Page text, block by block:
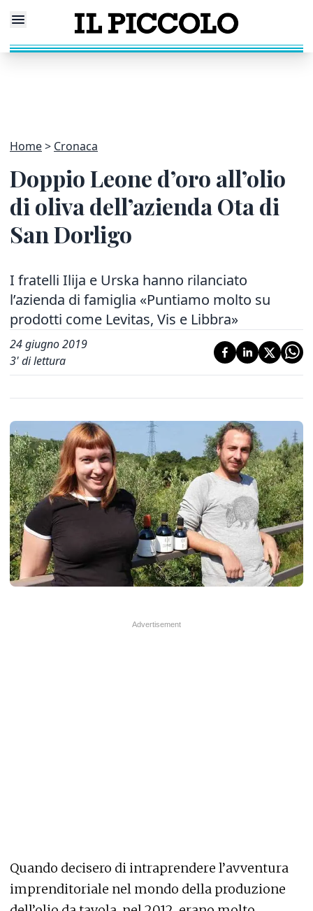
Home Cronaca
Doppio Leone d’oro all’olio
di oliva dell’azienda Ota di
San Dorligo
I fratelli Ilija e Urska hanno rilanciato
l’azienda di famiglia «Puntiamo molto su
prodotti come Levitas, Vis e Libbra»
24 giugno 2019
3' di lettura
Quando decisero di intraprendere l’avventura
imprenditoriale nel mondo della produzione